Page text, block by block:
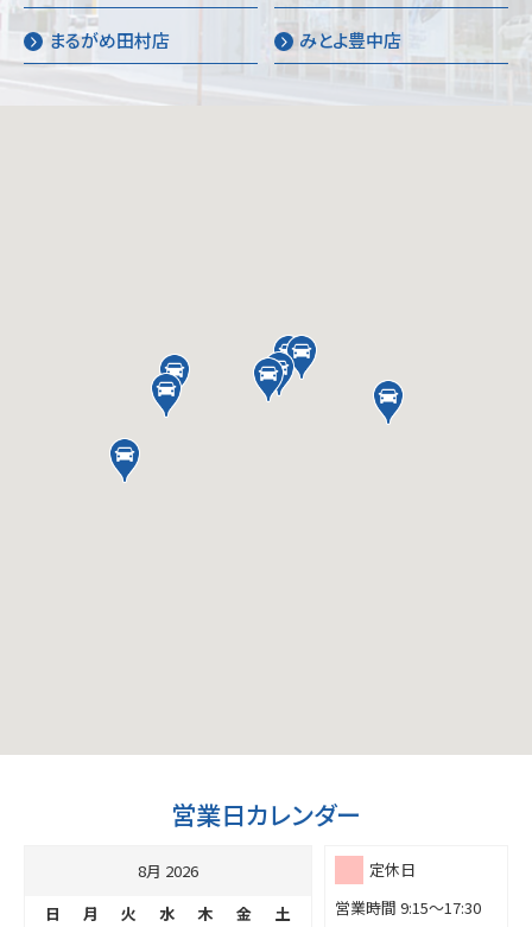
まるがめ田村店 みとよ豊中店
営業日カレンダー
定休日
営業時間 9:15～17:30
8月 2026
日
月 火 水 木 金
土